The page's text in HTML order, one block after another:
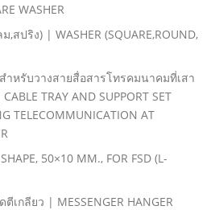
WASHER
สปริง) | WASHER (SQUARE,ROUND,
าหรับวางสายสื่อสารโทรคมนาคมที่เสา
TRAY AND SUPPORT SET
TELECOMMUNICATION AT
50×10 MM., FOR FSD (L-
กลียว | MESSENGER HANGER